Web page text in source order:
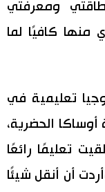
ومعرفتي
منها كافيًا لما
تعليمية في
أوساكا الحضرية،
تعليمًا رائعًا
أن أنقل شيئًا